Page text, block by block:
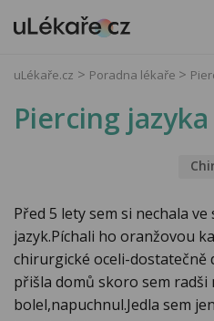
uLékaře.cz Poradna lékaře
Piercing jazyka
Před 5 lety sem si nechala
jazyk.Píchali ho oranžovou
chirurgické oceli-dostatečně
přišla domů skoro sem radši
bolel,napuchnul.Jedla sem